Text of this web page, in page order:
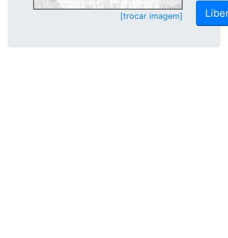
[trocar imagem]